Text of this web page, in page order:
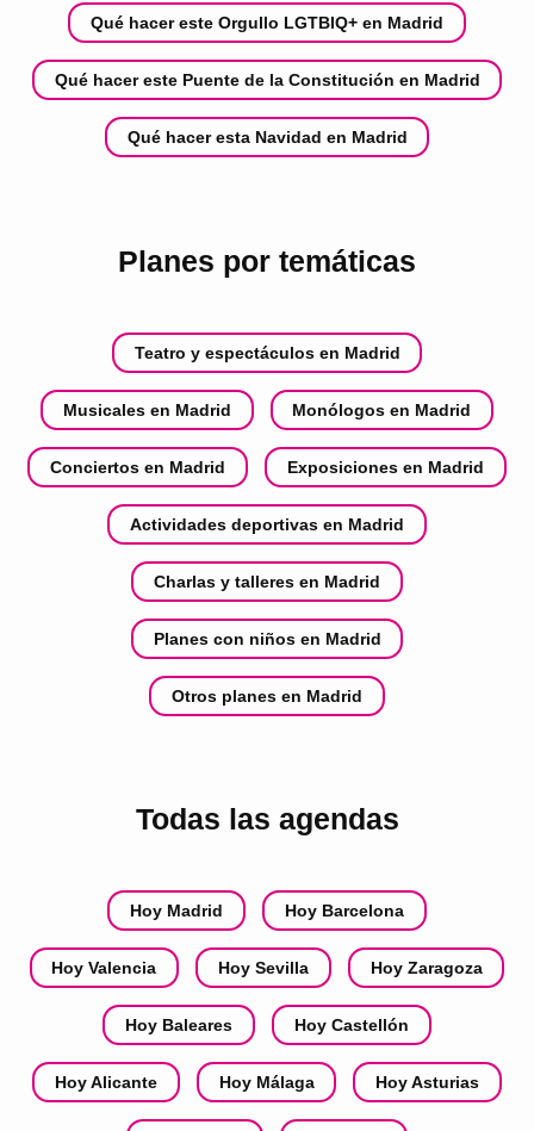
Qué hacer este Orgullo LGTBIQ+ en Madrid
Qué hacer este Puente de la Constitución en Madrid
Qué hacer esta Navidad en Madrid
Planes por temáticas
Teatro y espectáculos en Madrid
Musicales en Madrid Monólogos en Madrid
Conciertos en Madrid Exposiciones en Madrid
Actividades deportivas en Madrid
Charlas y talleres en Madrid
Planes con niños en Madrid
Otros planes en Madrid
Todas las agendas
Hoy Madrid Hoy Barcelona
Hoy Valencia Hoy Sevilla Hoy Zaragoza
Hoy Baleares Hoy Castellón
Hoy Alicante Hoy Málaga Hoy Asturias